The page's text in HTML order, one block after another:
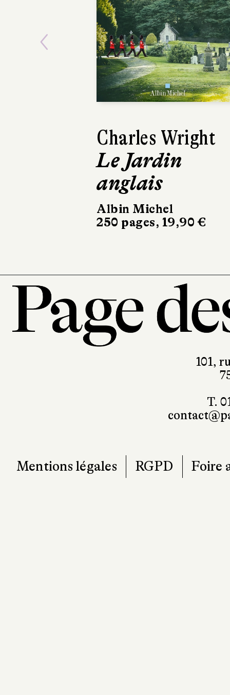
Charles Wright
Le Jardin
anglais
Albin Michel
250 pages, 19,90 €
Bertrand
animale
Minuit
176 pages, 19 €
Previous
101,
T.
Mentions légales RGPD Foire